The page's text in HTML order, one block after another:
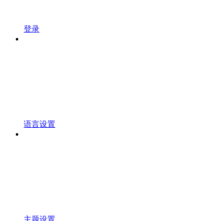
登录
语言设置
主题设置